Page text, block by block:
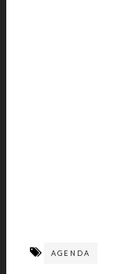
AGENDA